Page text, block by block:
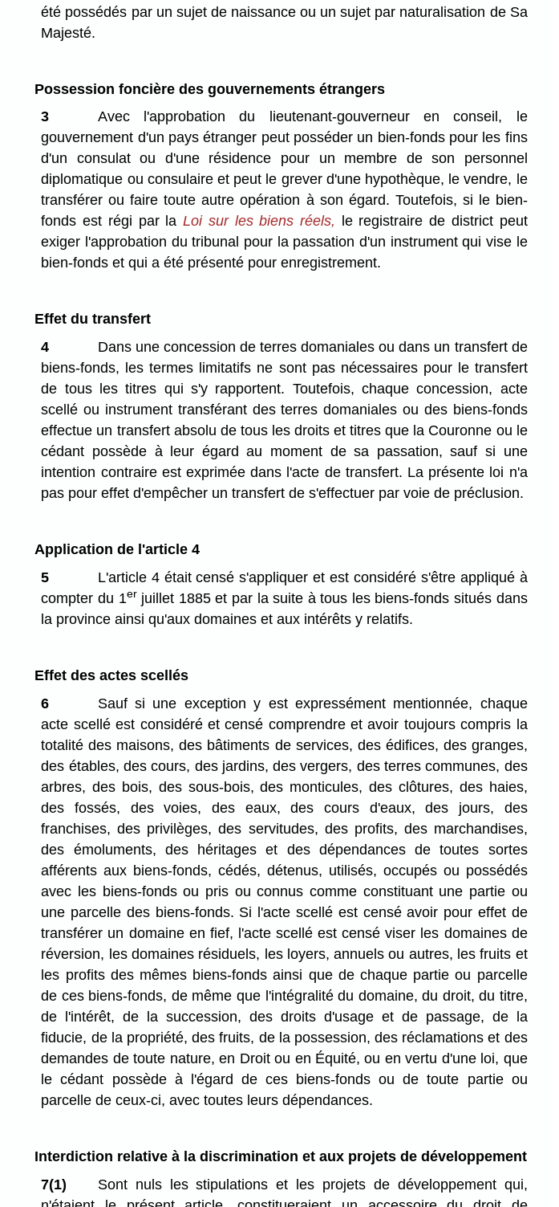
été possédés par un sujet de naissance ou un sujet par naturalisation de Sa
Majesté.
Possession foncière des gouvernements étrangers
3
Avec l'approbation du lieutenant-gouverneur en conseil, le
gouvernement d'un pays étranger peut posséder un bien-fonds pour les fins
d'un consulat ou d'une résidence pour un membre de son personnel
diplomatique ou consulaire et peut le grever d'une hypothèque, le vendre, le
transférer ou faire toute autre opération à son égard. Toutefois, si le bien-
fonds est régi par laLoi sur les biens réels,
le registraire de district peut
exiger l'approbation du tribunal pour la passation d'un instrument qui vise le
bien-fonds et qui a été présenté pour enregistrement.
Effet du transfert
4
Dans une concession de terres domaniales ou dans un transfert de
biens-fonds, les termes limitatifs ne sont pas nécessaires pour le transfert
de tous les titres qui s'y rapportent. Toutefois, chaque concession, acte
scellé ou instrument transférant des terres domaniales ou des biens-fonds
effectue un transfert absolu de tous les droits et titres que la Couronne ou le
cédant possède à leur égard au moment de sa passation, sauf si une
intention contraire est exprimée dans l'acte de transfert. La présente loi n'a
pas pour effet d'empêcher un transfert de s'effectuer par voie de préclusion.
Application de l'article 4
5
L'article 4 était censé s'appliquer et est considéré s'être appliqué à
compter du 1er juillet 1885 et par la suite à tous les biens-fonds situés dans
la province ainsi qu'aux domaines et aux intérêts y relatifs.
Effet des actes scellés
6
Sauf si une exception y est expressément mentionnée, chaque
acte scellé est considéré et censé comprendre et avoir toujours compris la
totalité des maisons, des bâtiments de services, des édifices, des granges,
des étables, des cours, des jardins, des vergers, des terres communes, des
arbres, des bois, des sous-bois, des monticules, des clôtures, des haies,
des fossés, des voies, des eaux, des cours d'eaux, des jours, des
franchises, des privilèges, des servitudes, des profits, des marchandises,
des émoluments, des héritages et des dépendances de toutes sortes
afférents aux biens-fonds, cédés, détenus, utilisés, occupés ou possédés
avec les biens-fonds ou pris ou connus comme constituant une partie ou
une parcelle des biens-fonds. Si l'acte scellé est censé avoir pour effet de
transférer un domaine en fief, l'acte scellé est censé viser les domaines de
réversion, les domaines résiduels, les loyers, annuels ou autres, les fruits et
les profits des mêmes biens-fonds ainsi que de chaque partie ou parcelle
de ces biens-fonds, de même que l'intégralité du domaine, du droit, du titre,
de l'intérêt, de la succession, des droits d'usage et de passage, de la
fiducie, de la propriété, des fruits, de la possession, des réclamations et des
demandes de toute nature, en Droit ou en Équité, ou en vertu d'une loi, que
le cédant possède à l'égard de ces biens-fonds ou de toute partie ou
parcelle de ceux-ci, avec toutes leurs dépendances.
Interdiction relative à la discrimination et aux projets de développement
7(1)
Sont nuls les stipulations et les projets de développement qui,